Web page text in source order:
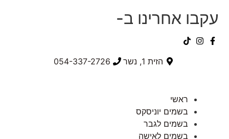
הזית 1, נשר 054-337-2726⁩
עקבו אחרינו ב-
ראשי
בשמים יוניסקס
בשמים לגבר
בשמים לאישה